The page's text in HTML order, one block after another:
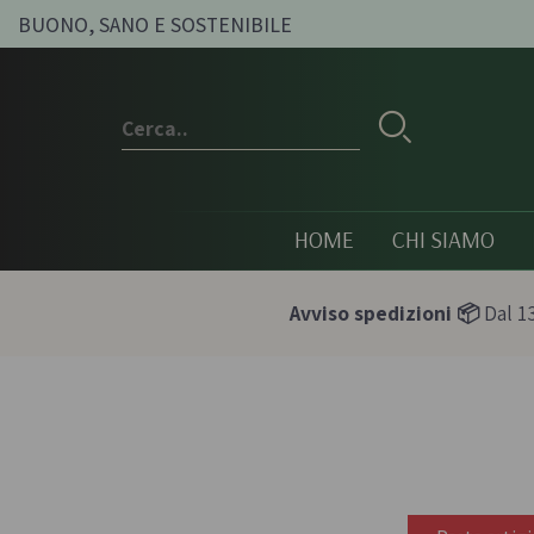
BUONO, SANO E SOSTENIBILE
HOME CHI SIAMO
Pesti e paté
Avviso spedizioni 📦Dal